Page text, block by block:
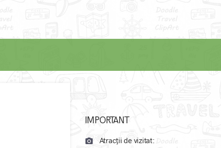
IMPORTANT
camera_alt Atracții de vizitat: